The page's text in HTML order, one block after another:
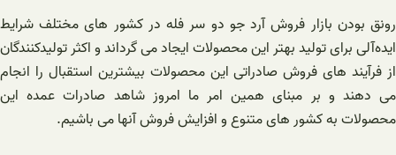
رونق بودن بازار فروش آرد جو دو سر فله در کشور های مختلف شرایط
ایده‌آلی برای تولید بهتر این محصولات ایجاد می‌ گرداند و اکثر تولیدکنندگان
از فرآیند های فروش صادراتی این محصولات بیشترین استقبال را انجام
می دهند و بر مبنای همین امر ما امروز شاهد صادرات عمده این
محصولات به کشور های متنوع و افزایش فروش آنها می باشیم.